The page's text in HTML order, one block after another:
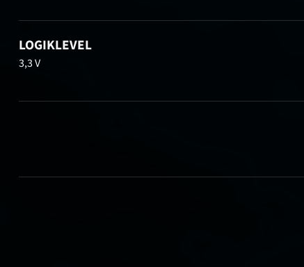
LOGIKLEVEL
3,3 V